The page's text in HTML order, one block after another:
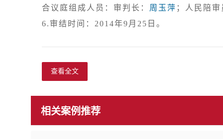
合议庭组成人员：审判长： 周玉萍 ；人民陪
查看全文
相关案例推荐